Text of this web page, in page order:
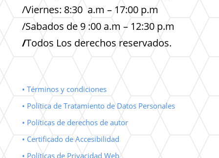
/Viernes: 8:30 a.m – 17:00 p.m
/Sabados de 9 :00 a.m – 12:30 p.m
/Todos Los derechos reservados.
• Términos y condiciones
• Política de Tratamiento de Datos Personales
• Políticas de derechos de autor
• Certificado de Accesibilidad
• Políticas de Privacidad Web